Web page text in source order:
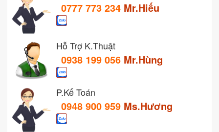
0777 773 234 Mr.Hiếu
Hỗ Trợ K.Thuật
0938 199 056 Mr.Hùng
P.Kế Toán
0948 900 959 Ms.Hương